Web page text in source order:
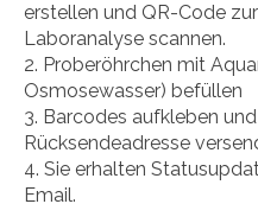
erstellen und QR-Code
Laboranalyse scannen.
Proberöhrchen mit
Osmosewasser) befüllen
Barcodes aufkleben
Rücksendeadresse
Sie erhalten
Email.